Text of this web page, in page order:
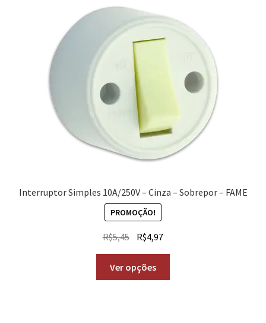
Interruptor Simples 10A/250V – Cinza – Sobrepor – FAME
PROMOÇÃO!
R$5,45 R$4,97
Ver opções